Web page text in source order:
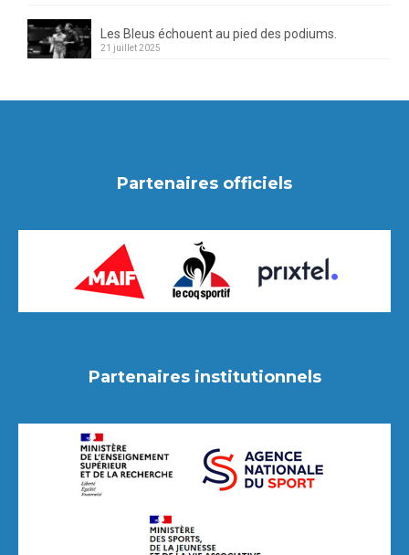
Les Bleus échouent au pied des podiums.
21 juillet 2025
Partenaires officiels
Partenaires institutionnels